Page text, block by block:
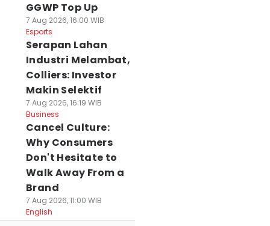
GGWP Top Up
7 Aug 2026, 16:00 WIB
Esports
Serapan Lahan
Industri Melambat,
Colliers: Investor
Makin Selektif
7 Aug 2026, 16:19 WIB
Business
Cancel Culture:
Why Consumers
Don't Hesitate to
Walk Away From a
Brand
7 Aug 2026, 11:00 WIB
English